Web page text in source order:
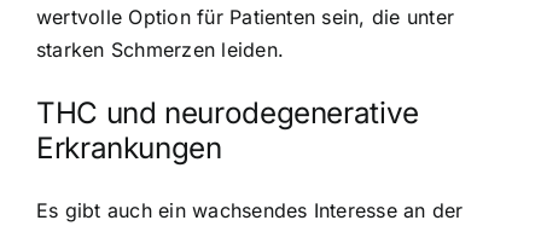
wertvolle Option für Patienten sein, die unter
starken Schmerzen leiden.
THC und neurodegenerative
Erkrankungen
Es gibt auch ein wachsendes Interesse an der